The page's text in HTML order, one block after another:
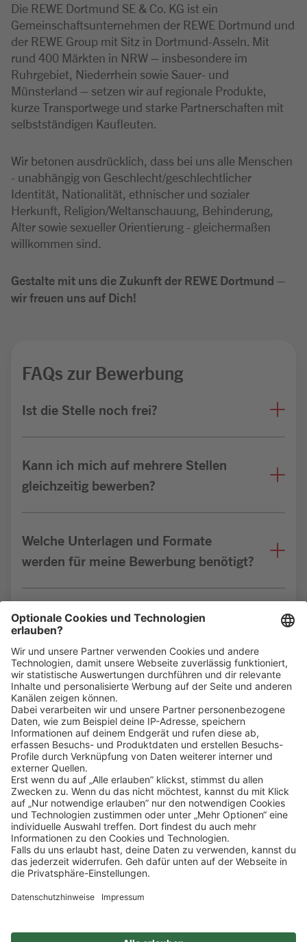
Die REWE Dortmund SE & Co. KG ist ein
Gemeinschaftsunternehmen der REWE Dortmund und
der REWE Group mit Sitz in Dortmund-Asseln. Mit
rund 400 Märkten in NRW – insbesondere im
Ruhrgebiet, Niederrhein sowie Sauer- und
Münsterland – setzen wir auf regionale Produkte,
kurze Transportwege und starke Partnerschaften mit
selbstständigen Kaufleuten.
Wir betonen ausdrücklich, dass bei uns alle Menschen
- unabhängig von Geschlecht/geschlechtlicher
Identität, Nationalität, ethnischer und sozialer
Herkunft, Religion/Weltanschauung, Behinderung,
Alter sowie sexueller Orientierung - gleichermaßen
willkommen sind.
Gestalte mit uns die Zukunft der REWE Dortmund –
wir freuen uns auf Dich!
FAQs zur Bewerbung
Ist die Stelle noch frei?
Kann ich mich auf mehrere Stellen
gleichzeitig bewerben?
Welche Unterlagen und Formate
werden für meine Bewerbung benötigt?
Bin ich für die Stelle geeignet?
Klickehier, um alle offenen Jobs zu sehen.
Impressum Datenschutz
Privatsphäre-Einstellungen
FAQ
Veranstaltungen
Sitemap